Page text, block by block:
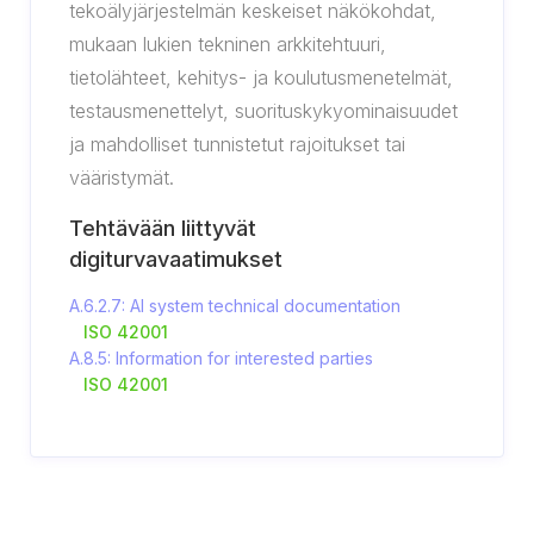
tekoälyjärjestelmän keskeiset näkökohdat,
mukaan lukien tekninen arkkitehtuuri,
tietolähteet, kehitys- ja koulutusmenetelmät,
testausmenettelyt, suorituskykyominaisuudet
ja mahdolliset tunnistetut rajoitukset tai
vääristymät.
Tehtävään liittyvät
digiturvavaatimukset
A.6.2.7: AI system technical documentation
ISO 42001
A.8.5: Information for interested parties
ISO 42001